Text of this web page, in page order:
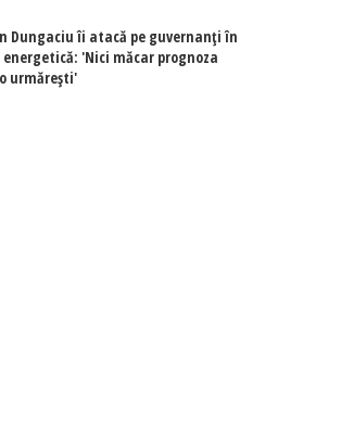
Dungaciu îi atacă pe guvernanți în
'Nici măcar prognoza
urmărești'